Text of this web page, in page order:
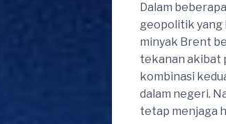
Dalam
geopolitik yang
minyak Brent
tekanan akibat
kombinasi
dalam negeri.
tetap menjaga